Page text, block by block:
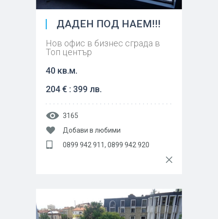
ДАДЕН ПОД НАЕМ!!!
Нов офис в бизнес сграда в
Топ център
40 кв.м.
204 € : 399 лв.
3165
Добави в любими
0899 942 911, 0899 942 920